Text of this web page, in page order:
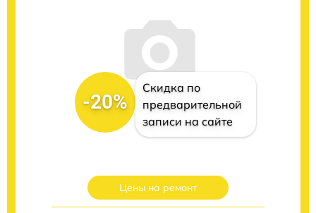
-20%
Скидка по
предварительной
записи на сайте
Цены на ремонт